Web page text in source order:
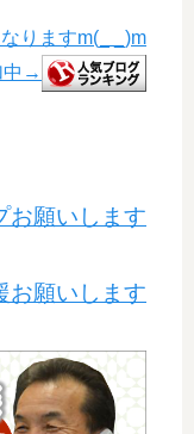
りますm(_ _)m
中→
お願いします
お願いします